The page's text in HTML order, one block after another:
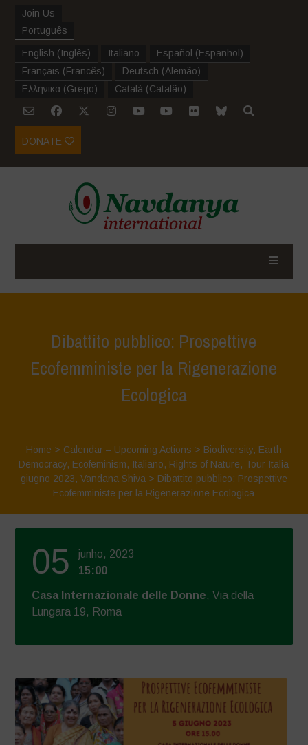
Join Us
Português
English (Inglês) Italiano Español (Espanhol )
Français (Francês) Deutsch (Alemão)
Ελληνικα (Grego) Català (Catalão)
DONATE
Dibattito pubblico: Prospettive
Ecofemministe per la Rigenerazione
Ecologica
Home > Calendar – Upcoming Actions > Biodiversity, Earth
Democracy, Ecofeminism, Italiano, Rights of Nature, Tour Italia
giugno 2023, Vandana Shiva > Dibattito pubblico: Prospettive
Ecofemministe per la Rigenerazione Ecologica
05
junho, 2023
15:00
Casa Internazionale delle Donne, Via della
Lungara 19, Roma